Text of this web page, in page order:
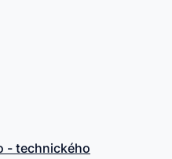
- technického